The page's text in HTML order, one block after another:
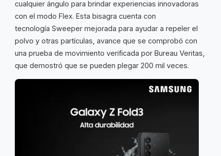
cualquier ángulo para brindar experiencias innovadoras
con el modo Flex. Esta bisagra cuenta con
tecnología Sweeper mejorada para ayudar a repeler el
polvo y otras partículas, avance que se comprobó con
una prueba de movimiento verificada por Bureau Veritas,
que demostró que se pueden plegar 200 mil veces.